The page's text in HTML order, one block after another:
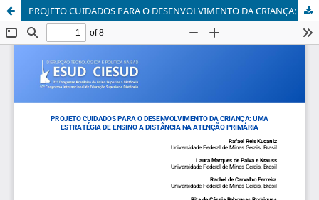
PROJETO CUIDADOS PARA O DESENVOLVIMENTO DA CRIANÇA: UMA ESTRATÉGIA DE ENSINO A DISTÂNCIA NA ATENÇÃO PRIMÁRIA